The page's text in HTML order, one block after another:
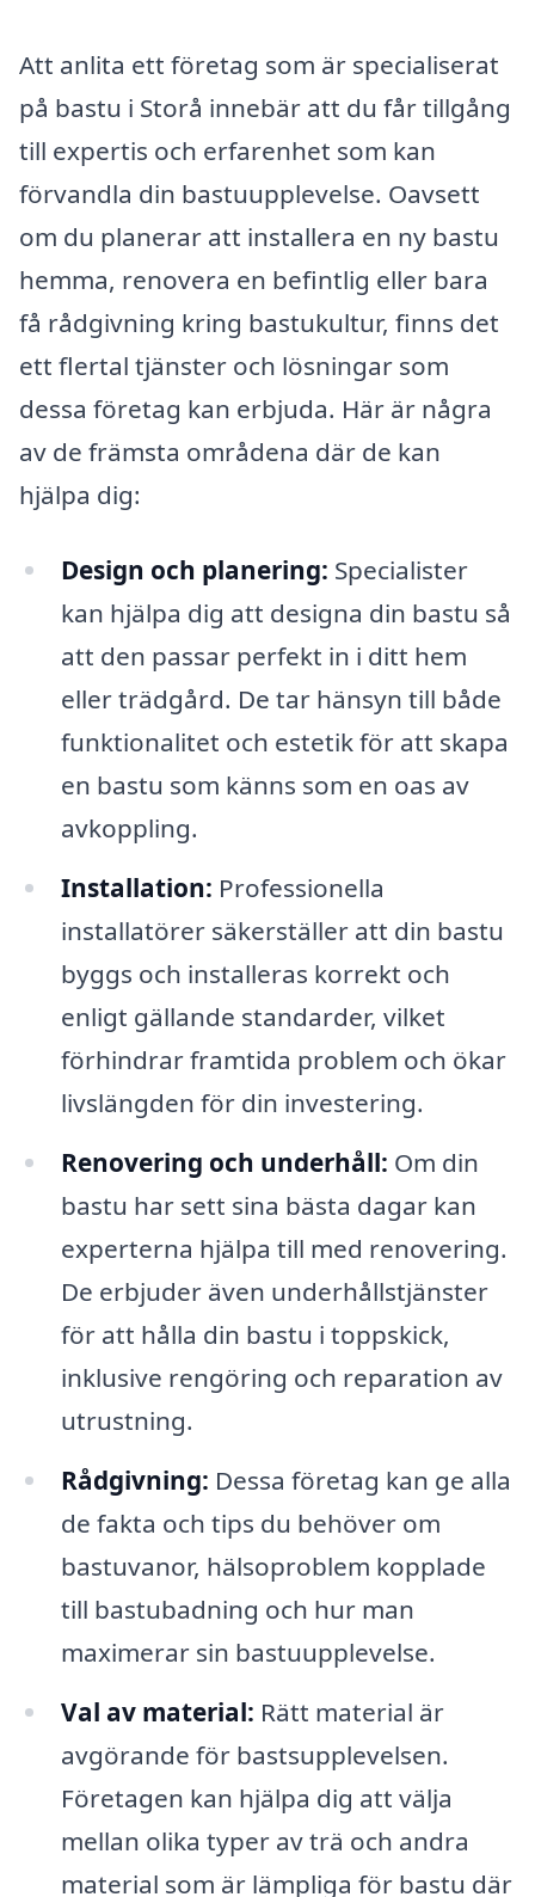
Att anlita ett företag som är specialiserat
på bastu i Storå innebär att du får tillgång
till expertis och erfarenhet som kan
förvandla din bastuupplevelse. Oavsett
om du planerar att installera en ny bastu
hemma, renovera en befintlig eller bara
få rådgivning kring bastukultur, finns det
ett flertal tjänster och lösningar som
dessa företag kan erbjuda. Här är några
av de främsta områdena där de kan
hjälpa dig:
Design och planering: Specialister
kan hjälpa dig att designa din bastu så
att den passar perfekt in i ditt hem
eller trädgård. De tar hänsyn till både
funktionalitet och estetik för att skapa
en bastu som känns som en oas av
avkoppling.
Installation: Professionella
installatörer säkerställer att din bastu
byggs och installeras korrekt och
enligt gällande standarder, vilket
förhindrar framtida problem och ökar
livslängden för din investering.
Renovering och underhåll: Om din
bastu har sett sina bästa dagar kan
experterna hjälpa till med renovering.
De erbjuder även underhållstjänster
för att hålla din bastu i toppskick,
inklusive rengöring och reparation av
utrustning.
Rådgivning: Dessa företag kan ge alla
de fakta och tips du behöver om
bastuvanor, hälsoproblem kopplade
till bastubadning och hur man
maximerar sin bastuupplevelse.
Val av material: Rätt material är
avgörande för bastsupplevelsen.
Företagen kan hjälpa dig att välja
mellan olika typer av trä och andra
material som är lämpliga för bastu där